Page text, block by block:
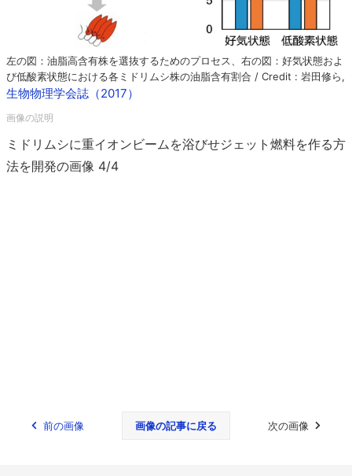
左の図：油脂高含有株を選抜するためのプロセス、右の図：好気状態およ
び低酸素状態における各ミドリムシ株の油脂含有割合 / Credit : 岩田修ら,
生物物理学会誌（2017）
ミドリムシに重イオンビームを浴びせジェット燃料を作る方
法を開発の画像 4/4
前の画像 画像の記事に戻る 次の画像